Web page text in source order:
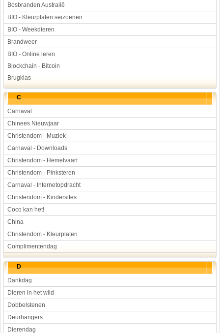
Bosbranden Australië
BIO - Kleurplaten seizoenen
BIO - Weekdieren
Brandweer
BIO - Online leren
Blockchain - Bitcoin
Brugklas
C
Carnaval
Chinees Nieuwjaar
Christendom - Muziek
Carnaval - Downloads
Christendom - Hemelvaart
Christendom - Pinksteren
Carnaval - Internetopdracht
Christendom - Kindersites
Coco kan het!
China
Christendom - Kleurplaten
Complimentendag
D
Dankdag
Dieren in het wild
Dobbelstenen
Deurhangers
Dierendag